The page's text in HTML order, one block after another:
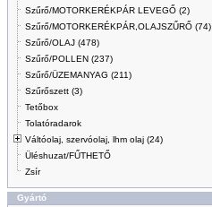
Szűrő/MOTORKERÉKPÁR LEVEGŐ (2)
Szűrő/MOTORKERÉKPÁR,OLAJSZŰRŐ (74)
Szűrő/OLAJ (478)
Szűrő/POLLEN (237)
Szűrő/ÜZEMANYAG (211)
Szűrőszett (3)
Tetőbox
Tolatóradarok
Váltóolaj, szervóolaj, lhm olaj (24)
Üléshuzat/FŰTHETŐ
Zsír
Gyártó